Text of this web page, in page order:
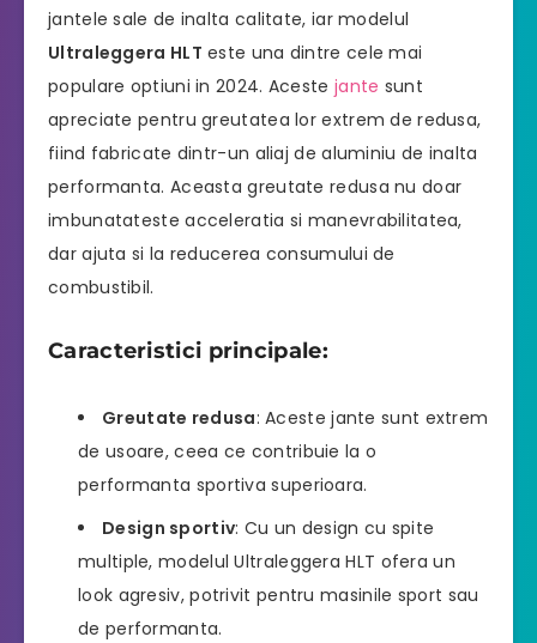
jantele sale de inalta calitate, iar modelul
Ultraleggera HLT este una dintre cele mai
populare optiuni in 2024. Aceste jante sunt
apreciate pentru greutatea lor extrem de redusa,
fiind fabricate dintr-un aliaj de aluminiu de inalta
performanta. Aceasta greutate redusa nu doar
imbunatateste acceleratia si manevrabilitatea,
dar ajuta si la reducerea consumului de
combustibil.
Caracteristici principale:
Greutate redusa: Aceste jante sunt extrem
de usoare, ceea ce contribuie la o
performanta sportiva superioara.
Design sportiv: Cu un design cu spite
multiple, modelul Ultraleggera HLT ofera un
look agresiv, potrivit pentru masinile sport sau
de performanta.